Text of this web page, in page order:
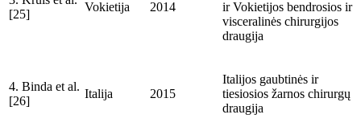
[25]
Vokietija 2014
ir Vokietijos bendrosios ir
visceralinės chirurgijos
draugija
4. Binda et al.
[26]
Italija 2015
Italijos gaubtinės ir
tiesiosios žarnos chirurgų
draugija